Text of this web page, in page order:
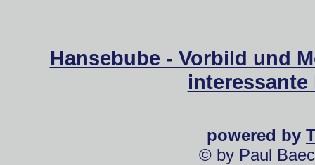
Hansebube - Vorbild und
powered by
© by Paul